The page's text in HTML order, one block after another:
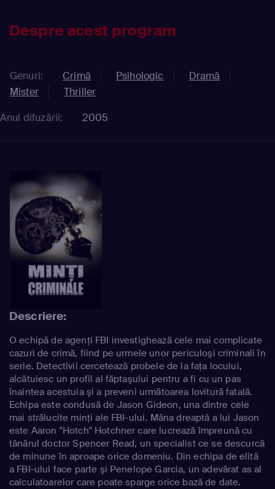
Despre acest program
Genuri: Crimă Psihologic
Dramă
Mister
Thriller
Anul difuzării:
2005
Descriere:
O echipă de agenţi FBI investighează cele mai complicate
cazuri de crimă, fiind pe urmele unor periculoşi criminali în
serie. Detectivii cercetează probele de la faţa locului,
alcătuiesc un profil al făptaşului pentru a fi cu un pas
înaintea acestuia şi a preveni următoarea lovitură fatală.
Echipa este condusă de Jason Gideon, una dintre cele
mai strălucite minţi ale FBI-ului. Mâna dreaptă a lui Jason
este Aaron "Hotch" Hotchner care lucrează împreună cu
tânărul doctor Spencer Read, un specialist ce se descurcă
de minune în aproape orice domeniu. Din echipa de elită
a FBI-ului face parte şi Penelope Garcia, un adevărat as al
calculatoarelor care poate sparge orice bază de date.